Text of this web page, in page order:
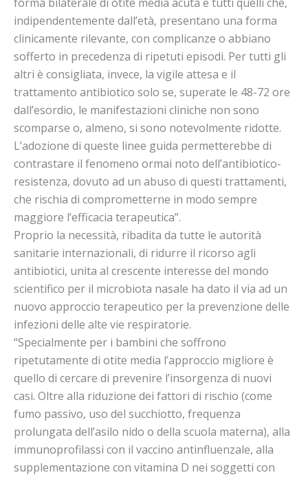
forma bilaterale di otite media acuta e tutti quelli che,
indipendentemente dall’età, presentano una forma
clinicamente rilevante, con complicanze o abbiano
sofferto in precedenza di ripetuti episodi. Per tutti gli
altri è consigliata, invece, la vigile attesa e il
trattamento antibiotico solo se, superate le 48-72 ore
dall’esordio, le manifestazioni cliniche non sono
scomparse o, almeno, si sono notevolmente ridotte.
L’adozione di queste linee guida permetterebbe di
contrastare il fenomeno ormai noto dell’antibiotico-
resistenza, dovuto ad un abuso di questi trattamenti,
che rischia di comprometterne in modo sempre
maggiore l’efficacia terapeutica”.
Proprio la necessità, ribadita da tutte le autorità
sanitarie internazionali, di ridurre il ricorso agli
antibiotici, unita al crescente interesse del mondo
scientifico per il microbiota nasale ha dato il via ad un
nuovo approccio terapeutico per la prevenzione delle
infezioni delle alte vie respiratorie.
“Specialmente per i bambini che soffrono
ripetutamente di otite media l’approccio migliore è
quello di cercare di prevenire l’insorgenza di nuovi
casi. Oltre alla riduzione dei fattori di rischio (come
fumo passivo, uso del succhiotto, frequenza
prolungata dell’asilo nido o della scuola materna), alla
immunoprofilassi con il vaccino antinfluenzale, alla
supplementazione con vitamina D nei soggetti con